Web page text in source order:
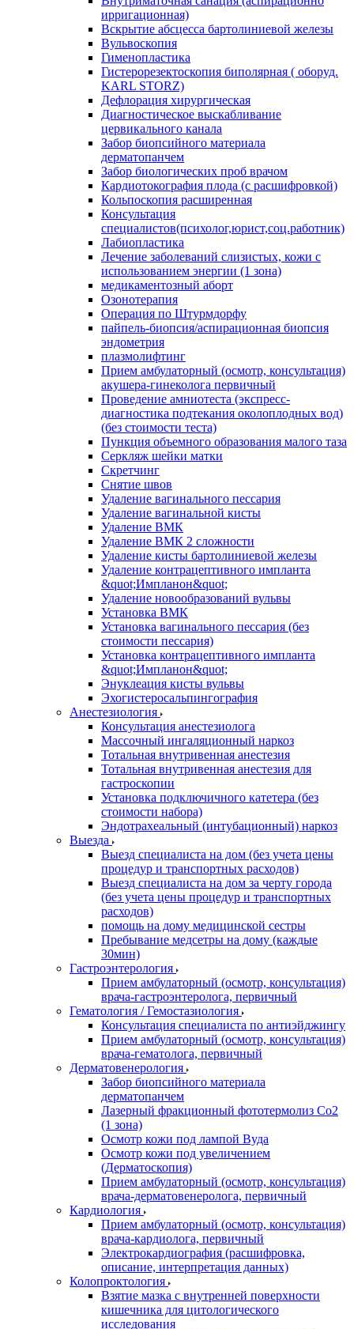
ирригационная)
Вскрытие абсцесса бартолиниевой железы
Вульвоскопия
Гименопластика
Гистерорезектоскопия биполярная ( оборуд.
KARL STORZ)
Дефлорация хирургическая
Диагностическое выскабливание
цервикального канала
Забор биопсийного материала
дерматопанчем
Забор биологических проб врачом
Кардиотокография плода (с расшифровкой)
Кольпоскопия расширенная
Консультация
специалистов(психолог,юрист,соц.работник)
Лабиопластика
Лечение заболеваний слизистых, кожи с
использованием энергии (1 зона)
медикаментозный аборт
Озонотерапия
Операция по Штурмдорфу
пайпель-биопсия/аспирационная биопсия
эндометрия
плазмолифтинг
Прием амбулаторный (осмотр, консультация)
акушера-гинеколога первичный
Проведение амниотеста (экспресс-
диагностика подтекания околоплодных вод)
(без стоимости теста)
Пункция объемного образования малого таза
Серкляж шейки матки
Скретчинг
Снятие швов
Удаление вагинального пессария
Удаление вагинальной кисты
Удаление ВМК
Удаление ВМК 2 сложности
Удаление кисты бартолиниевой железы
Удаление контрацептивного импланта
&quot;Импланон&quot;
Удаление новообразований вульвы
Установка ВМК
Установка вагинального пессария (без
стоимости пессария)
Установка контрацептивного импланта
&quot;Импланон&quot;
Энуклеация кисты вульвы
Эхогистеросальпингография
Анестезиология
Консультация анестезиолога
Массочный ингаляционный наркоз
Тотальная внутривенная анестезия
Тотальная внутривенная анестезия для
гастроскопии
Установка подключичного катетера (без
стоимости набора)
Эндотрахеальный (интубационный) наркоз
Выезда
Выезд специалиста на дом (без учета цены
процедур и транспортных расходов)
Выезд специалиста на дом за черту города
(без учета цены процедур и транспортных
расходов)
помощь на дому медицинской сестры
Пребывание медсетры на дому (каждые
30мин)
Гастроэнтерология
Прием амбулаторный (осмотр, консультация)
врача-гастроэнтеролога, первичный
Гематология / Гемостазиология
Консультация специалиста по антиэйджингу
Прием амбулаторный (осмотр, консультация)
врача-гематолога, первичный
Дерматовенерология
Забор биопсийного материала
дерматопанчем
Лазерный фракционный фототермолиз Со2
(1 зона)
Осмотр кожи под лампой Вуда
Осмотр кожи под увеличением
(Дерматоскопия)
Прием амбулаторный (осмотр, консультация)
врача-дерматовенеролога, первичный
Кардиология
Прием амбулаторный (осмотр, консультация)
врача-кардиолога, первичный
Электрокардиография (расшифровка,
описание, интерпретация данных)
Колопроктология
Взятие мазка с внутренней поверхности
кишечника для цитологического
исследования